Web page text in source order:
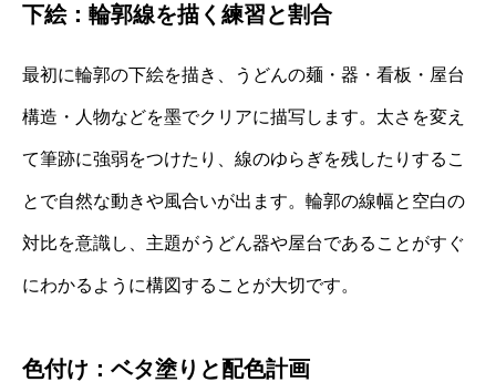
下絵：輪郭線を描く練習と割合
最初に輪郭の下絵を描き、うどんの麺・器・看板・屋台
構造・人物などを墨でクリアに描写します。太さを変え
て筆跡に強弱をつけたり、線のゆらぎを残したりするこ
とで自然な動きや風合いが出ます。輪郭の線幅と空白の
対比を意識し、主題がうどん器や屋台であることがすぐ
にわかるように構図することが大切です。
色付け：ベタ塗りと配色計画